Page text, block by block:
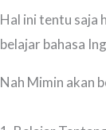
Hal ini tentu saja
belajar bahasa
Nah Mimin akan